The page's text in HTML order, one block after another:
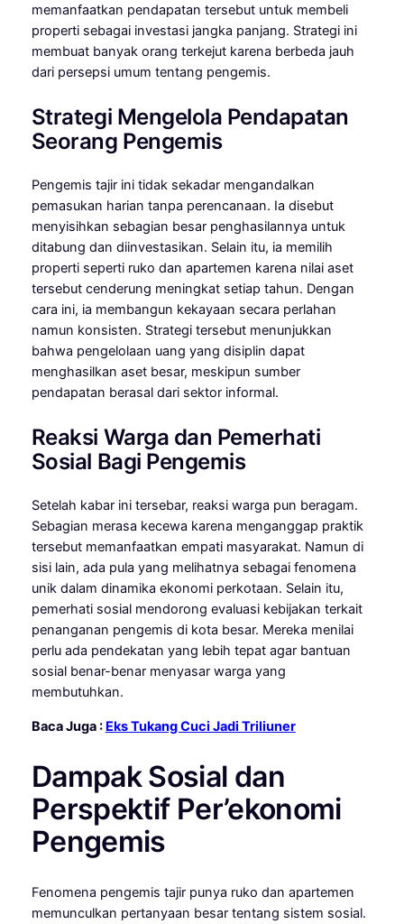
memanfaatkan pendapatan tersebut untuk membeli
properti sebagai investasi jangka panjang. Strategi ini
membuat banyak orang terkejut karena berbeda jauh
dari persepsi umum tentang pengemis.
Strategi Mengelola Pendapatan
Seorang Pengemis
Pengemis tajir ini tidak sekadar mengandalkan
pemasukan harian tanpa perencanaan. Ia disebut
menyisihkan sebagian besar penghasilannya untuk
ditabung dan diinvestasikan. Selain itu, ia memilih
properti seperti ruko dan apartemen karena nilai aset
tersebut cenderung meningkat setiap tahun. Dengan
cara ini, ia membangun kekayaan secara perlahan
namun konsisten. Strategi tersebut menunjukkan
bahwa pengelolaan uang yang disiplin dapat
menghasilkan aset besar, meskipun sumber
pendapatan berasal dari sektor informal.
Reaksi Warga dan Pemerhati
Sosial Bagi Pengemis
Setelah kabar ini tersebar, reaksi warga pun beragam.
Sebagian merasa kecewa karena menganggap praktik
tersebut memanfaatkan empati masyarakat. Namun di
sisi lain, ada pula yang melihatnya sebagai fenomena
unik dalam dinamika ekonomi perkotaan. Selain itu,
pemerhati sosial mendorong evaluasi kebijakan terkait
penanganan pengemis di kota besar. Mereka menilai
perlu ada pendekatan yang lebih tepat agar bantuan
sosial benar-benar menyasar warga yang
membutuhkan.
Baca Juga : Eks Tukang Cuci Jadi Triliuner
Dampak Sosial dan
Perspektif Per’ekonomi
Pengemis
Fenomena pengemis tajir punya ruko dan apartemen
memunculkan pertanyaan besar tentang sistem sosial.